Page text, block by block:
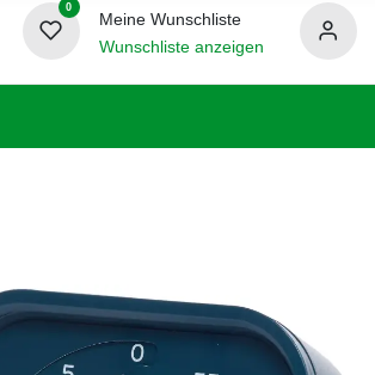
0
Meine Wunschliste
Wunschliste anzeigen